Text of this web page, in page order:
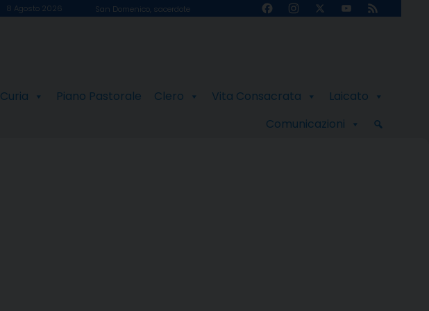
8 Agosto 2026 San Domenico, sacerdote FacebookInstagram
X
YouTube
Feed
Curia Piano Pastorale Clero Vita Consacrata
Laicato
Comunicazioni